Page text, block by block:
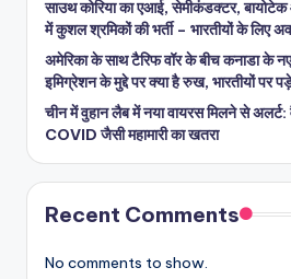
साउथ कोरिया का एआई, सेमीकंडक्टर, बायोटेक
में कुशल श्रमिकों की भर्ती – भारतीयों के लिए
अमेरिका के साथ टैरिफ वॉर के बीच कनाडा के नए
इमिग्रेशन के मुद्दे पर क्या है रुख, भारतीयों पर
चीन में वुहान लैब में नया वायरस मिलने से अलर्ट:
COVID जैसी महामारी का खतरा
Recent Comments
No comments to show.